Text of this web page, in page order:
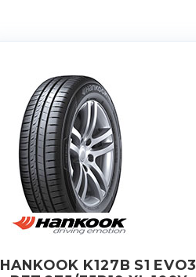
HANKOOK K127B S1 EVO3